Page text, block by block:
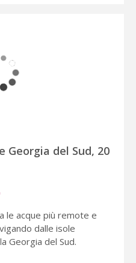
Georgia del Sud, 20
le acque più remote e
dalle isole
Georgia del Sud.